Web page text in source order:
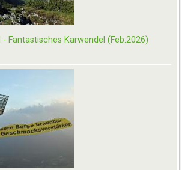
Fantastisches Karwendel (Feb.2026)